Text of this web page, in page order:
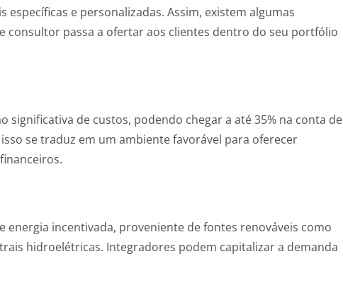
e personalizadas. Assim, existem algumas
consultor passa a ofertar aos clientes dentro do seu portfólio
significativa de custos, podendo chegar a até 35% na conta de
se traduz em um ambiente favorável para oferecer
energia incentivada, proveniente de fontes renováveis como
hidroelétricas. Integradores podem capitalizar a demanda